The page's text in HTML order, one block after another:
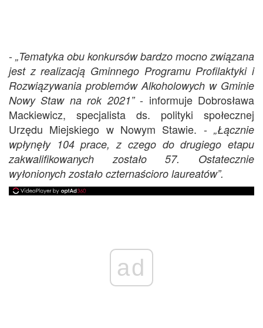
- „Tematyka obu konkursów bardzo mocno związana
jest z realizacją Gminnego Programu Profilaktyki i
Rozwiązywania problemów Alkoholowych w Gminie
Nowy Staw na rok 2021”- informuje Dobrosława
Mackiewicz, specjalista ds. polityki społecznej
Urzędu Miejskiego w Nowym Stawie. - „Łącznie
wpłynęły 104 prace, z czego do drugiego etapu
zakwalifikowanych zostało 57. Ostatecznie
wyłonionych zostało czternaścioro laureatów”.
ad